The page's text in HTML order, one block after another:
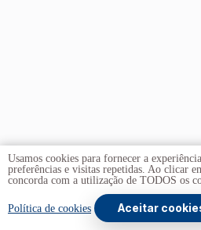
Copyright © 2026 - Universidade de
Usamos cookies para fornecer a
preferências e visitas repetidas. Ao clicar
concorda com a utilização de TODOS os
Política de cookies Aceitar